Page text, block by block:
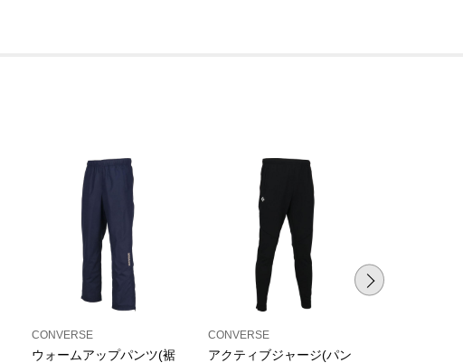
CONVERSE
ウォームアップパンツ(裾
CONVERSE
アクティブジャージ(パン